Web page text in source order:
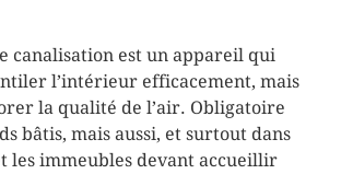
canalisation est un appareil qui
l’intérieur efficacement, mais
la qualité de l’air. Obligatoire
bâtis, mais aussi, et surtout dans
les immeubles devant accueillir